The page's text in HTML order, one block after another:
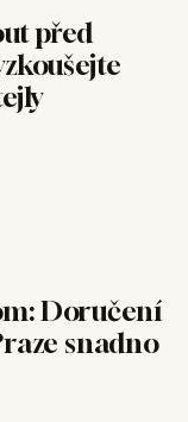
před
Doručení
snadno